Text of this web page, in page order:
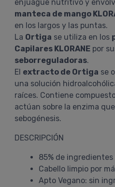
enjuague nutritivo y
manteca de mango
en los largos y las puntas.
La Ortiga se utiliza en los
Capilares KLORANE por
seborreguladoras.
El extracto de Ortiga se
una solución
raíces. Contiene
actúan sobre la enzima
sebogénesis.
DESCRIPCIÓN
85% de
Cabello limpio por
Apto Vegano: sin